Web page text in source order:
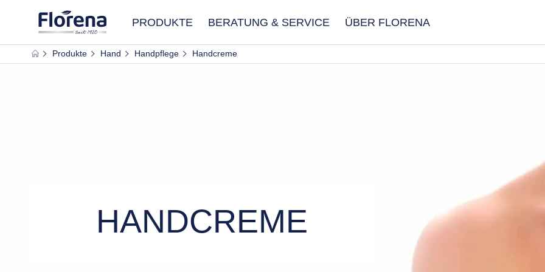
PRODUKTE BERATUNG & SERVICE ÜBER FLORENA
Produkte Hand Handpflege Handcreme
HANDCREME
FILTER
ANWENDEN